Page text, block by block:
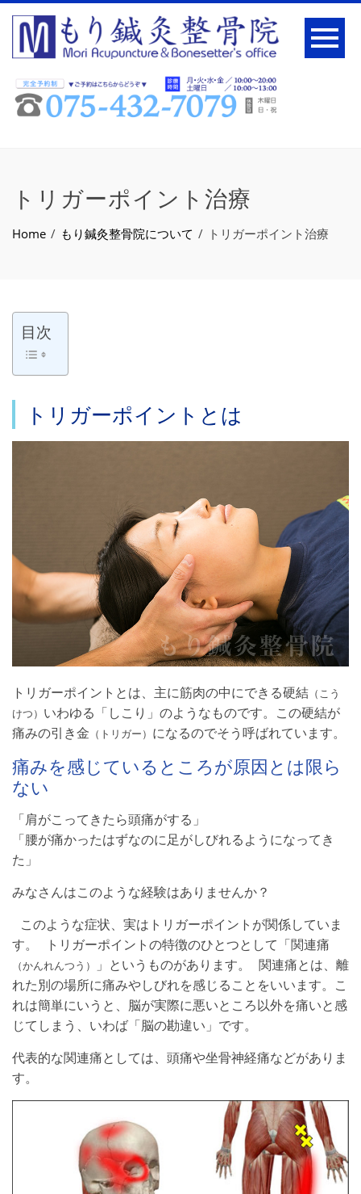
トリガーポイント治療
Home もり鍼灸整骨院について トリガーポイント治療
目次
トリガーポイントとは
トリガーポイントとは、主に筋肉の中にできる硬結 （こう
けつ） いわゆる「しこり」のようなものです。この硬結が
痛みの引き金 （トリガー） になるのでそう呼ばれています。
痛みを感じているところが原因とは限ら
ない
「肩がこってきたら頭痛がする」
「腰が痛かったはずなのに足がしびれるようになってき
た」
みなさんはこのような経験はありませんか？
このような症状、実はトリガーポイントが関係していま
す。 トリガーポイントの特徴のひとつとして「関連痛
（かんれんつう）
」というものがあります。 関連痛とは、離
れた別の場所に痛みやしびれを感じることをいいます。こ
れは簡単にいうと、脳が実際に悪いところ以外を痛いと感
じてしまう、いわば「脳の勘違い」です。
代表的な関連痛としては、頭痛や坐骨神経痛などがありま
す。